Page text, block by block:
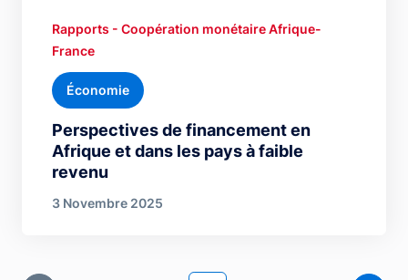
Perspectives de financement en
Afrique et dans les pays à faible
revenu
Rapports - Coopération monétaire Afrique-
France
Économie
3 Novembre 2025